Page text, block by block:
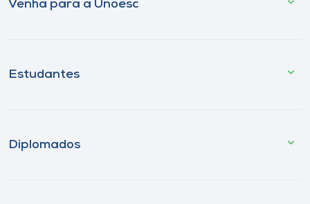
Venha para a Unoesc
Estudantes
Diplomados